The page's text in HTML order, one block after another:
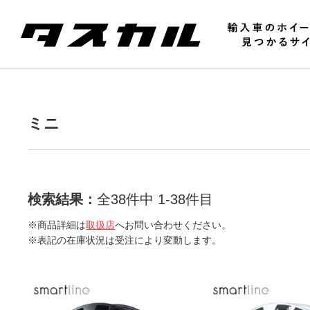
ミニ
検索結果： 全38件中 1-38件目
※商品詳細は取扱店へお問い合わせください。
※表記の在庫状況は受注により変動します。